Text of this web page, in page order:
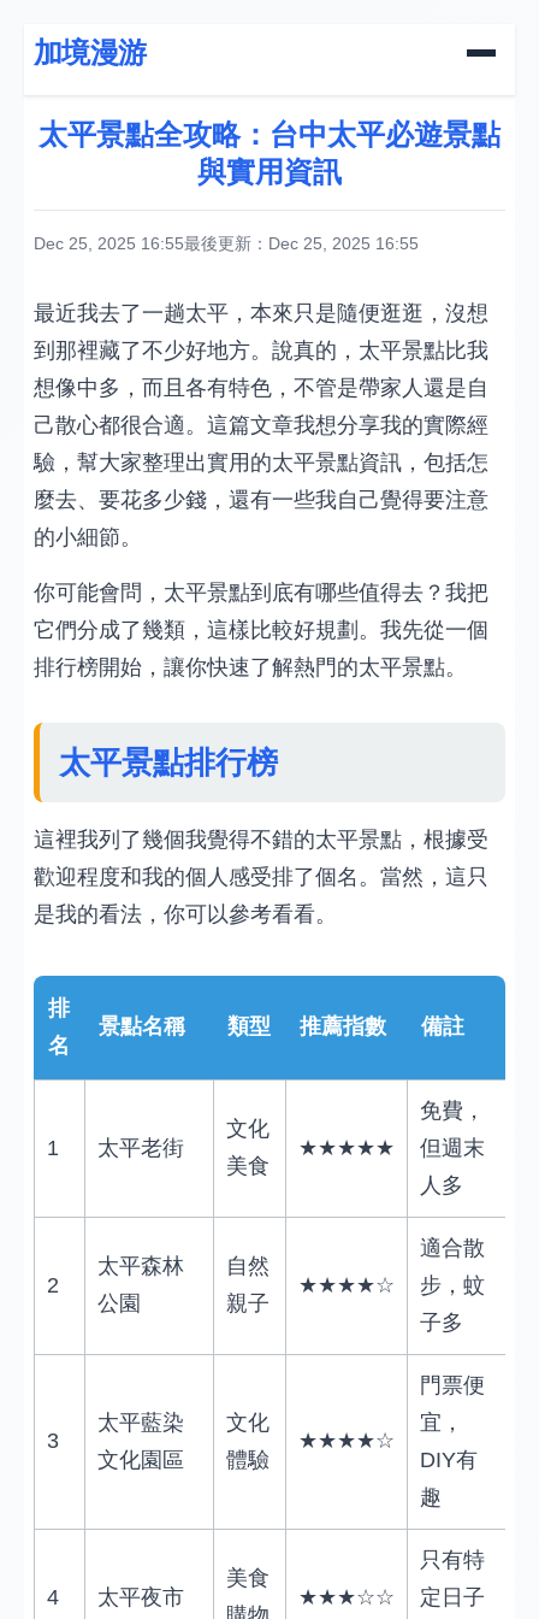
加境漫游
太平景點全攻略：台中太平必遊景點
與實用資訊
Dec 25, 2025 16:55最後更新：Dec 25, 2025 16:55
最近我去了一趟太平，本來只是隨便逛逛，沒想
到那裡藏了不少好地方。說真的，太平景點比我
想像中多，而且各有特色，不管是帶家人還是自
己散心都很合適。這篇文章我想分享我的實際經
驗，幫大家整理出實用的太平景點資訊，包括怎
麼去、要花多少錢，還有一些我自己覺得要注意
的小細節。
你可能會問，太平景點到底有哪些值得去？我把
它們分成了幾類，這樣比較好規劃。我先從一個
排行榜開始，讓你快速了解熱門的太平景點。
太平景點排行榜
這裡我列了幾個我覺得不錯的太平景點，根據受
歡迎程度和我的個人感受排了個名。當然，這只
是我的看法，你可以參考看看。
排
名
景點名稱 類型 推薦指數 備註
1 太平老街
文化
美食
★★★★★
免費，
但週末
人多
2
太平森林
公園
自然
親子
★★★★☆
適合散
步，蚊
子多
3
太平藍染
文化園區
文化
體驗
★★★★☆
門票便
宜，
DIY有
趣
4 太平夜市
美食
★★★☆☆
只有特
定日子